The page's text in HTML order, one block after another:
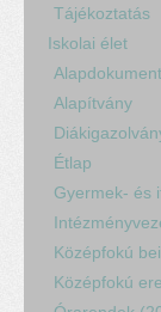
Tájékoztatás
Iskolai élet
Alapítvány
Étlap
Gyermek- és
Középfokú
Középfokú